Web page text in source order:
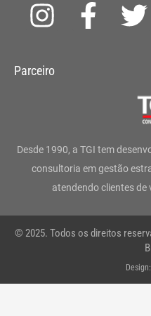
I
s
g
r
a
m
F
a
o
o
k
-
T
t
e
r
Parceiro
Desde 1990, a TGI tem
consultoria em gestão
atendendo clientes
© 2025. Todos os direitos